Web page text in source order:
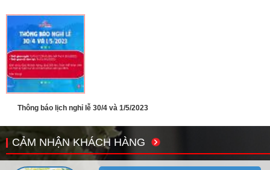
Thông báo lịch nghỉ lễ 30/4 và 1/5/2023
CẢM NHẬN KHÁCH HÀNG